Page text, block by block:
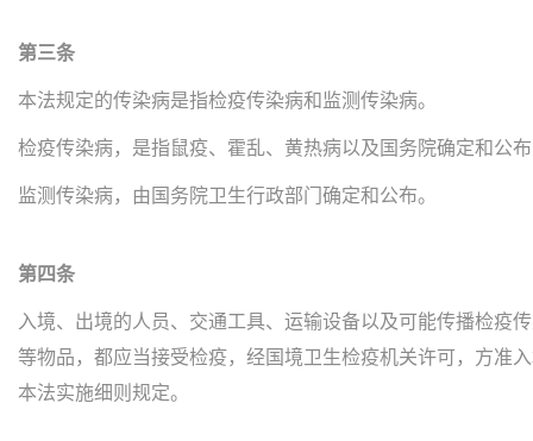
第三条
本法规定的传染病是指检疫传染病和监测传染病。
检疫传染病，是指鼠疫、霍乱、黄热病以及国务院确定和公
监测传染病，由国务院卫生行政部门确定和公布。
第四条
入境、出境的人员、交通工具、运输设备以及可能传播检疫
等物品，都应当接受检疫，经国境卫生检疫机关许可，方准
本法实施细则规定。